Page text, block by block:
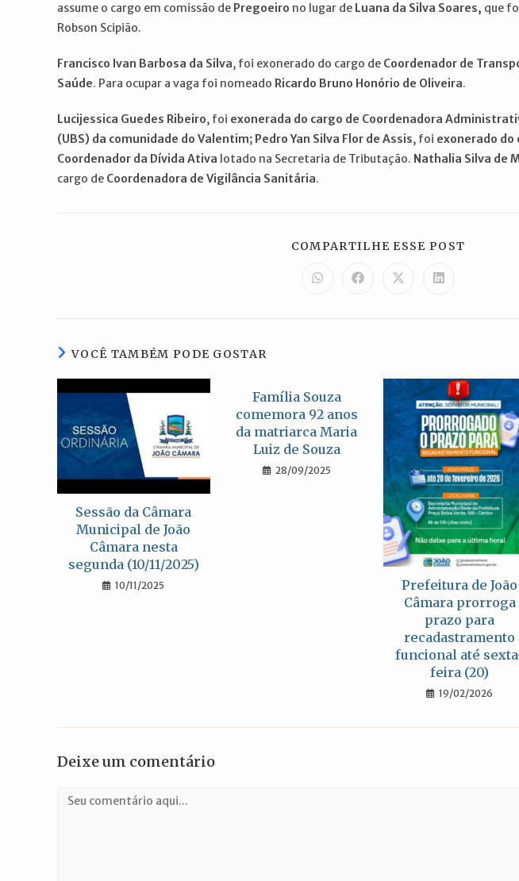
assume o cargo em comissão de Pregoeiro no lugar de Luana da Silva Soares, que
Robson Scipião.
Francisco Ivan Barbosa da Silva, foi exonerado do cargo de Coordenador de
Saúde. Para ocupar a vaga foi nomeado Ricardo Bruno Honório de Oliveira.
Lucijessica Guedes Ribeiro, foi exonerada do cargo de Coordenadora
(UBS) da comunidade do Valentim; Pedro Yan Silva Flor de Assis, foi exonerado do
Coordenador da Dívida Ativa lotado na Secretaria de Tributação. Nathalia Silva de
cargo de Coordenadora de Vigilância Sanitária.
COMPARTILHE ESSE POST
Abre
em
nova
Abre
em
nova
Abre
em
nova
Abre
em
nova
VOCÊ TAMBÉM PODE GOSTAR
Sessão da Câmara
Municipal de João
Câmara nesta
segunda (10/11/2025)
10/11/2025
Família Souza
comemora 92 anos
da matriarca Maria
Luiz de Souza
28/09/2025
Prefeitura de João
Câmara prorroga
prazo para
recadastramento
funcional até
feira (20)
19/02/2026
Deixe um comentário
Comentário